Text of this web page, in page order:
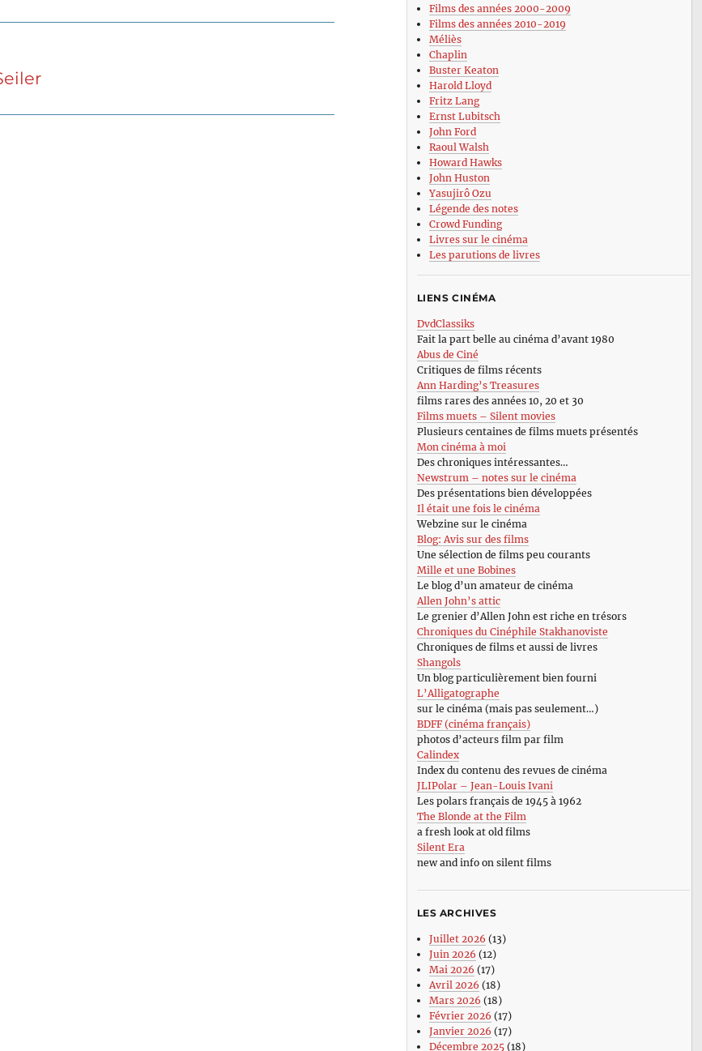
Films des années 2000-2009
Films des années 2010-2019
Méliès
Chaplin
Buster Keaton
Harold Lloyd
Fritz Lang
Ernst Lubitsch
John Ford
Raoul Walsh
Howard Hawks
John Huston
Yasujirô Ozu
Légende des notes
Crowd Funding
Livres sur le cinéma
Les parutions de livres
LIENS CINÉMA
DvdClassiks
Fait la part belle au cinéma d’avant 1980
Abus de Ciné
Critiques de films récents
Ann Harding’s Treasures
films rares des années 10, 20 et 30
Films muets – Silent movies
Plusieurs centaines de films muets présentés
Mon cinéma à moi
Des chroniques intéressantes…
Newstrum – notes sur le cinéma
Des présentations bien développées
Il était une fois le cinéma
Webzine sur le cinéma
Blog: Avis sur des films
Une sélection de films peu courants
Mille et une Bobines
Le blog d’un amateur de cinéma
Allen John’s attic
Le grenier d’Allen John est riche en trésors
Chroniques du Cinéphile Stakhanoviste
Chroniques de films et aussi de livres
Shangols
Un blog particulièrement bien fourni
L’Alligatographe
sur le cinéma (mais pas seulement…)
BDFF (cinéma français)
photos d’acteurs film par film
Calindex
Index du contenu des revues de cinéma
JLIPolar – Jean-Louis Ivani
Les polars français de 1945 à 1962
The Blonde at the Film
a fresh look at old films
Silent Era
new and info on silent films
LES ARCHIVES
Juillet 2026 (13)
Juin 2026 (12)
Mai 2026 (17)
Avril 2026 (18)
Mars 2026 (18)
Février 2026 (17)
Janvier 2026 (17)
Décembre 2025(18)